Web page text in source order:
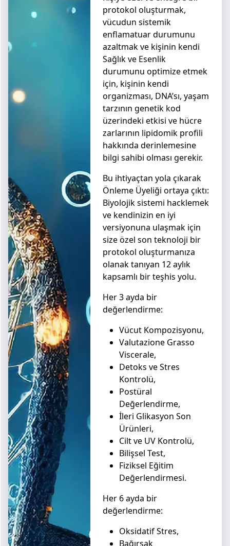
protokol oluşturmak,
vücudun sistemik
enflamatuar durumunu
azaltmak ve kişinin kendi
Sağlık ve Esenlik
durumunu optimize etmek
için, kişinin kendi
organizması, DNA’sı, yaşam
tarzının genetik kod
üzerindeki etkisi ve hücre
zarlarının lipidomik profili
hakkında derinlemesine
bilgi sahibi olması gerekir.
Bu ihtiyaçtan yola çıkarak
Önleme Üyeliği ortaya çıktı:
Biyolojik sistemi hacklemek
ve kendinizin en iyi
versiyonuna ulaşmak için
size özel son teknoloji bir
protokol oluşturmanıza
olanak tanıyan 12 aylık
kapsamlı bir teşhis yolu.
Her 3 ayda bir
değerlendirme:
Vücut Kompozisyonu,
Valutazione Grasso
Viscerale,
Detoks ve Stres
Kontrolü,
Postüral
Değerlendirme,
İleri Glikasyon Son
Ürünleri,
Cilt ve UV Kontrolü,
Bilişsel Test,
Fiziksel Eğitim
Değerlendirmesi.
Her 6 ayda bir
değerlendirme:
Oksidatif Stres,
Bağırsak